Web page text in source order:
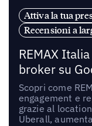
Attiva la tua
Recensioni a
REMAX
broker su
Scopri come
engagement e
grazie al
Uberall,